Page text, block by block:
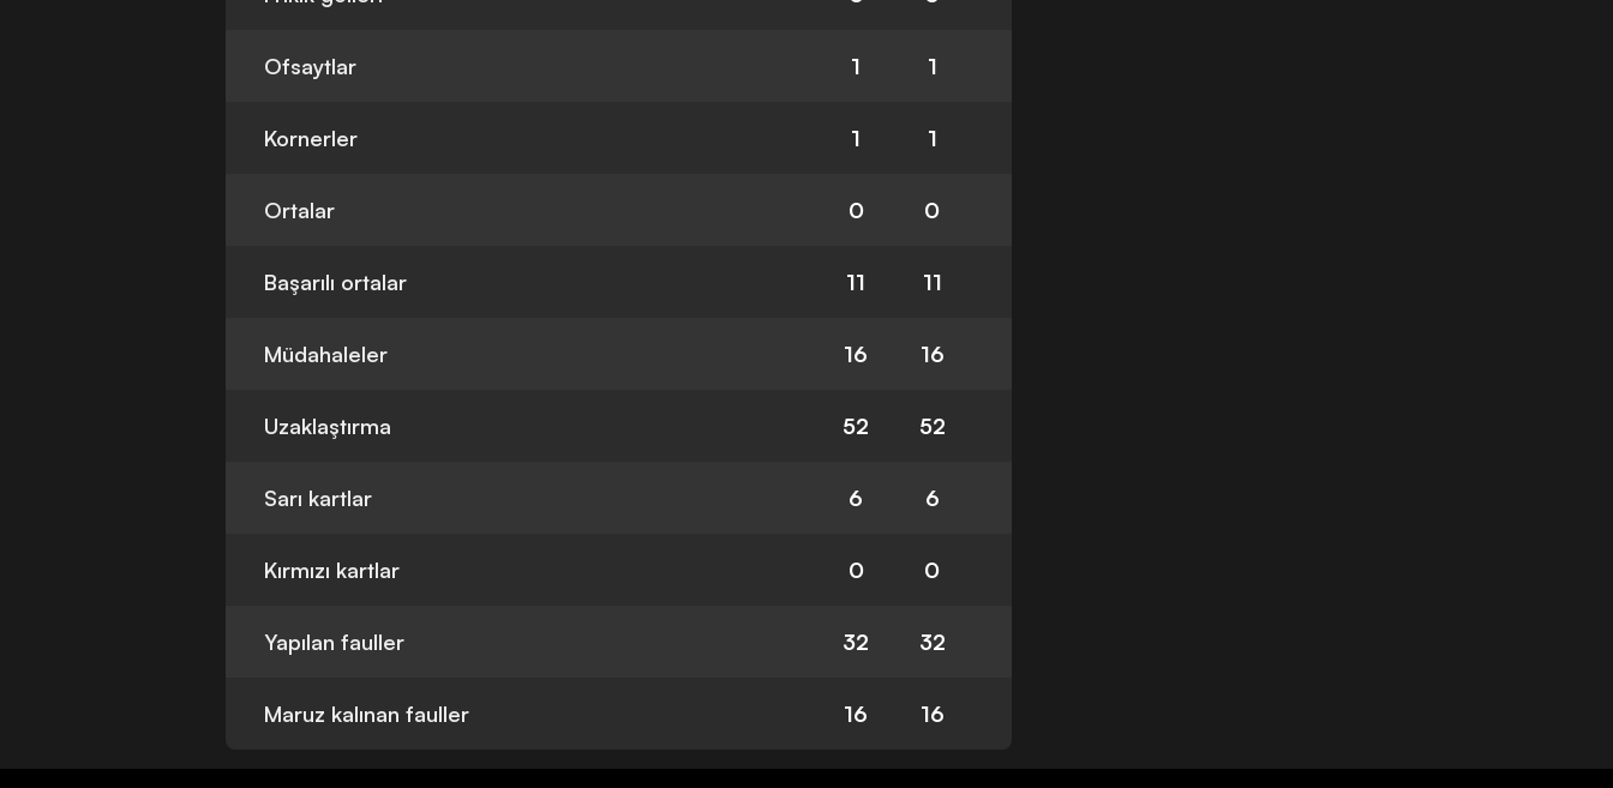
Ofsaytlar 1 1
Kornerler 1 1
Ortalar 0 0
Başarılı ortalar 11 11
Müdahaleler 16 16
Uzaklaştırma 52 52
Sarı kartlar 6 6
Kırmızı kartlar 0 0
Yapılan fauller 32 32
Maruz kalınan fauller 16 16